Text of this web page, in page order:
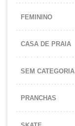
FEMININO
CASA DE PRAIA
SEM CATEGORIA
PRANCHAS